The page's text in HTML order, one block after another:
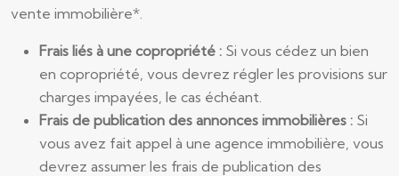
vente immobilière*.
Frais liés à une copropriété : Si vous cédez un bien
en copropriété, vous devrez régler les provisions sur
charges impayées, le cas échéant.
Frais de publication des annonces immobilières : Si
vous avez fait appel à une agence immobilière, vous
devrez assumer les frais de publication des